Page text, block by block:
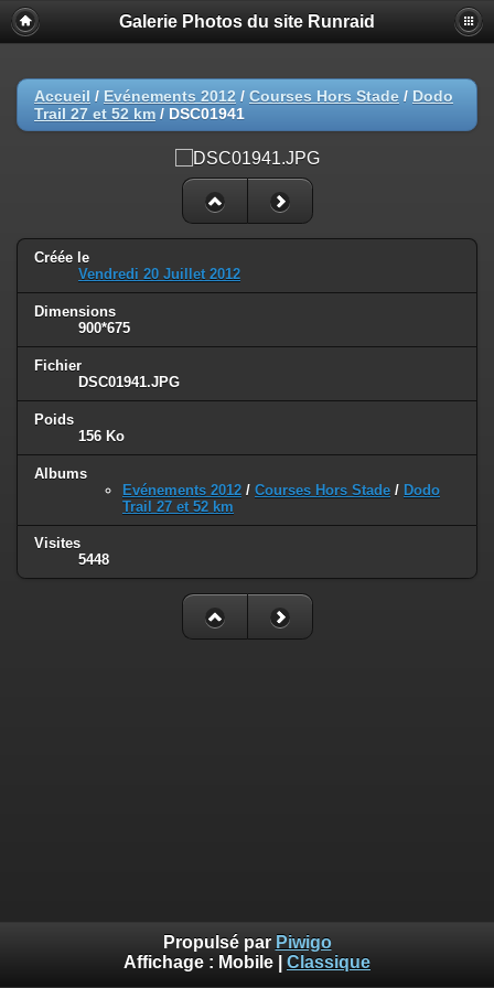
Galerie Photos du site Runraid
Accueil / Evénements 2012 / Courses Hors Stade / Dodo
Trail 27 et 52 km / DSC01941
Créée le
Vendredi 20 Juillet 2012
Dimensions
900*675
Fichier
DSC01941.JPG
Poids
156 Ko
Albums
Evénements 2012 / Courses Hors Stade / Dodo
Trail 27 et 52 km
Visites
5448
Propulsé par Piwigo
Affichage : Mobile Classique